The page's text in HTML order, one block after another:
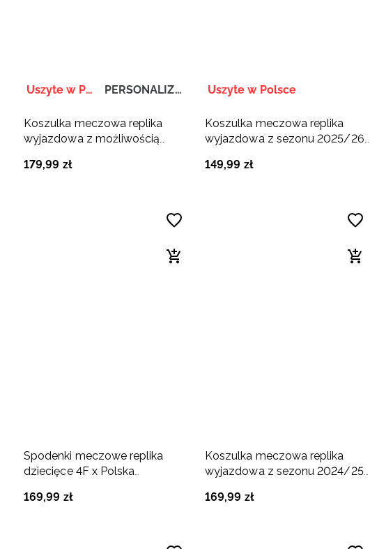
Uszyte w Polsce PERSONALIZACJA
Koszulka meczowa replika
wyjazdowa z możliwością
Polska Siatkówka - czerwona
179,99 zł
Uszyte w Polsce
Koszulka meczowa replika
wyjazdowa z sezonu 2025/26
Mogilno - czarna
149,99 zł
Spodenki meczowe replika
dziecięce 4F x Polska
169,99 zł
Koszulka meczowa replika
wyjazdowa z sezonu 2024/25
- multikolor
169,99 zł